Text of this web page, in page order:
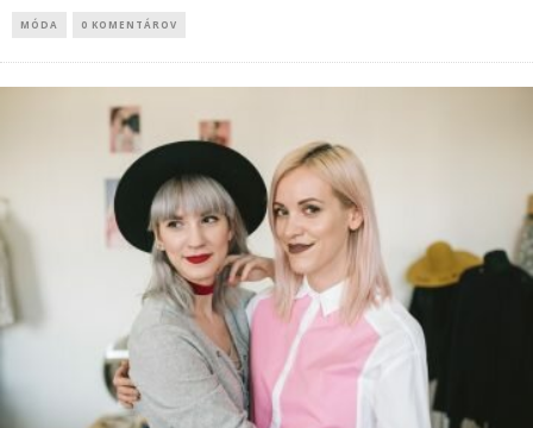
MÓDA 0 KOMENTÁROV